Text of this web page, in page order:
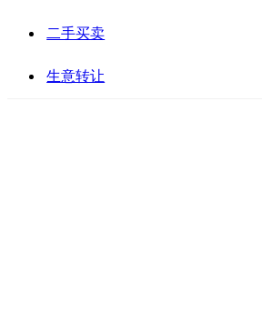
二手买卖
生意转让